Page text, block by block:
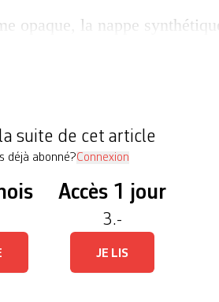
opaque, la nappe
suite de cet article
déjà abonné?Connexion
Accès 1 jour
3.-
JE LIS